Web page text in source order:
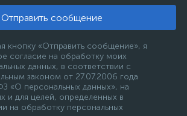
Отправить сообщение
кнопку «Отправить сообщение», я
согласие на обработку моих
данных, в соответствии с
законом от 27.07.2006 года
«О персональных данных», на
и для целей, определенных в
на обработку персональных